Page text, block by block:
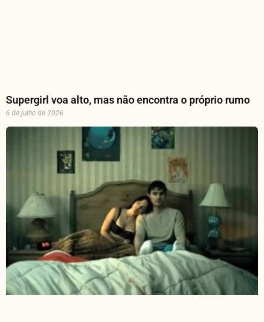
Supergirl voa alto, mas não encontra o próprio rumo
6 de julho de 2026